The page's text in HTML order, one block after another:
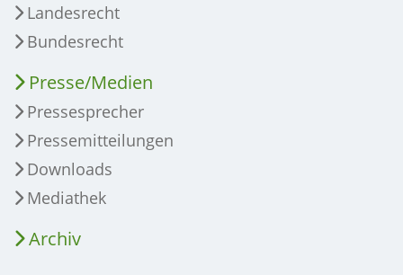
Landesrecht
Bundesrecht
Presse/Medien
Pressesprecher
Pressemitteilungen
Downloads
Mediathek
Archiv